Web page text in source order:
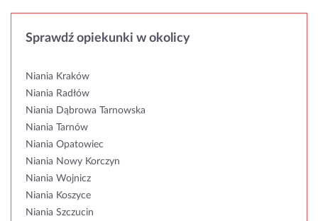
Sprawdź opiekunki w okolicy
Niania Kraków
Niania Radłów
Niania Dąbrowa Tarnowska
Niania Tarnów
Niania Opatowiec
Niania Nowy Korczyn
Niania Wojnicz
Niania Koszyce
Niania Szczucin